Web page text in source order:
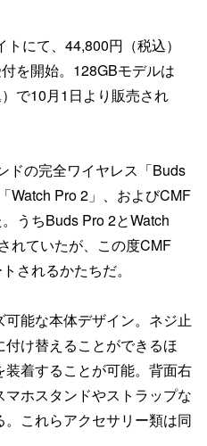
にて、44,800円（税込）
を開始。128GBモデルは
で10月1日より販売され
ドの完全ワイヤレス「Buds
Watch Pro 2」、およびCMF
うちBuds Pro 2とWatch
れていたが、この度CMF
されるかたちだ。
能な本体デザイン。ネジ止
け替えることができるほ
着することが可能。背面右
ホスタンドやストラップな
これらアクセサリー類は同